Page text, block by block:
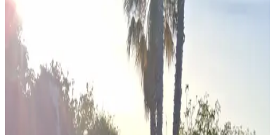
areas. You can hire bicycles and are available for delivery to casa
mimosa and collection at the end of your stay ,allowing you to
explore the surrounding areas. Additional amenities include a picnic
area and barbecue. The gardens have extensive areas to sit relax or
sun bath ,with additional lighting for all your comfort in a evening .
continental buffet breakfast is served daily,homemade cakes and
preserves jams ,meats cheeses teas and coffees, juices.
Registrierungsnummer :
107752/AL
Wählen Sie Ihr Anreisedatum